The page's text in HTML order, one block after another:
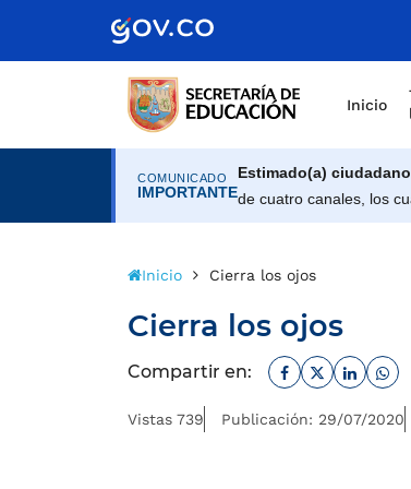
Inicio
COMUNICADO
IMPORTANTE
Estimado(a)
de cuatro canales, los
Inicio Cierra los ojos
Cierra los ojos
Compartir en: Facebook
Twitter
Vistas 739 Publicación: 29/07/2020